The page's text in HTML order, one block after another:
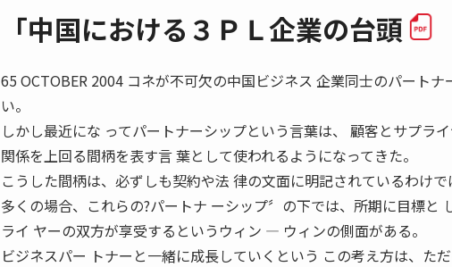
「中国における３ＰＬ企業の台頭
65 OCTOBER 2004 コネが不可欠の中国ビジネス 企業同士のパート
い。
しかし最近にな ってパートナーシップという言葉は、 顧客とサプラ
関係を上回る間柄を表す言 葉として使われるようになってきた。
こうした間柄は、必ずしも契約や法 律の文面に明記されているわけで
多くの場合、これらの?パートナ ーシップ〞の下では、所期に目標と
ライ ヤーの双方が享受するというウィン ― ウィンの側面がある。
ビジネスパー トナーと一緒に成長していくという この考え方は、た